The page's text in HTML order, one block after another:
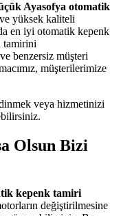
Ayasofya otomatik
yüksek kaliteli
en iyi otomatik kepenk
tamirini
benzersiz müşteri
müşterilerimize
veya hizmetinizi
Olsun Bizi
kepenk tamiri
değiştirilmesine